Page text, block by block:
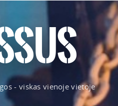
- viskas vienoje vietoje